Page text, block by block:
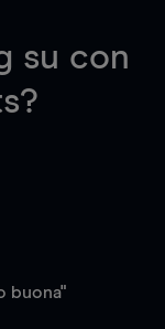
su con
buona"